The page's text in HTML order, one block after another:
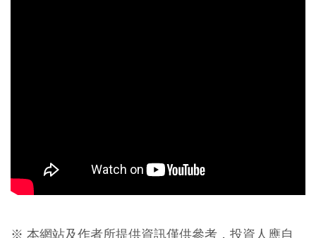
※ 本網站及作者所提供資訊僅供參考，投資人應自